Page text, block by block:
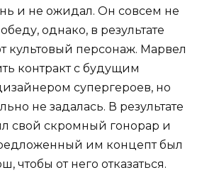
и не ожидал. Он совсем не
однако, в результате
культовый персонаж. Марвел
контракт с будущим
супергероев, но
не задалась. В результате
свой скромный гонорар и
им концепт был
чтобы от него отказаться.